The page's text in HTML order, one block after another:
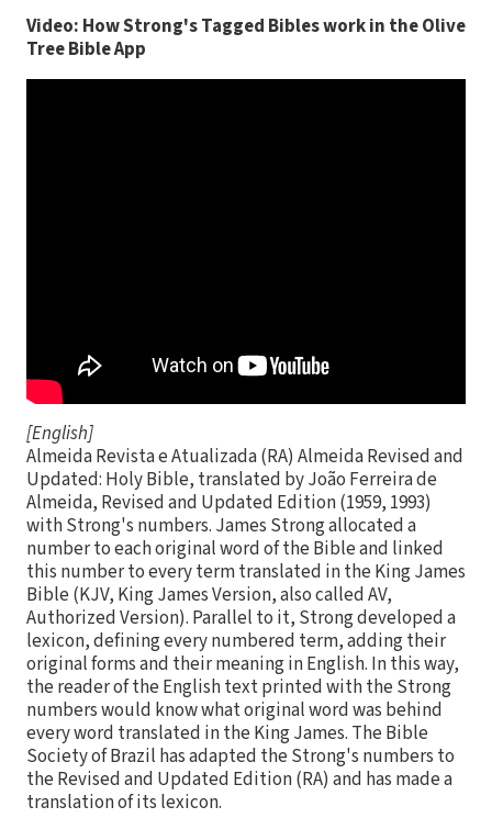
Video: How Strong's Tagged Bibles work in the Olive
Tree Bible App
[English]
Almeida Revista e Atualizada (RA) Almeida Revised and
Updated: Holy Bible, translated by João Ferreira de
Almeida, Revised and Updated Edition (1959, 1993)
with Strong's numbers. James Strong allocated a
number to each original word of the Bible and linked
this number to every term translated in the King James
Bible (KJV, King James Version, also called AV,
Authorized Version). Parallel to it, Strong developed a
lexicon, defining every numbered term, adding their
original forms and their meaning in English. In this way,
the reader of the English text printed with the Strong
numbers would know what original word was behind
every word translated in the King James. The Bible
Society of Brazil has adapted the Strong's numbers to
the Revised and Updated Edition (RA) and has made a
translation of its lexicon.